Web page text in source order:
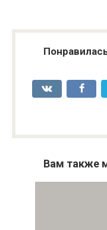
Вам также